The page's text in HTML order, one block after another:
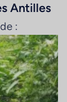
Antilles
: